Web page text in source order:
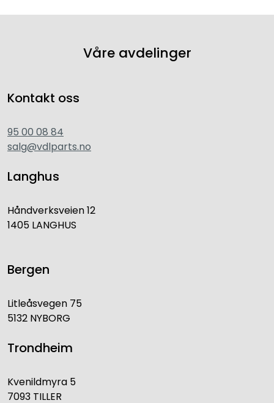
Våre avdelinger
Kontakt oss
95 00 08 84
salg@vdlparts.no
Langhus
Håndverksveien 12
1405 LANGHUS
Bergen
Litleåsvegen 75
5132 NYBORG
Trondheim
Kvenildmyra 5
7093 TILLER